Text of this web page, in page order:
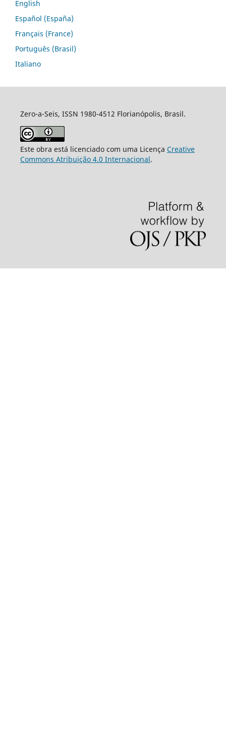
English
Español (España)
Français (France)
Português (Brasil)
Italiano
Zero-a-Seis, ISSN 1980-4512 Florianópolis, Brasil.
Este obra está licenciado com uma Licença Creative
Commons Atribuição 4.0 Internacional.